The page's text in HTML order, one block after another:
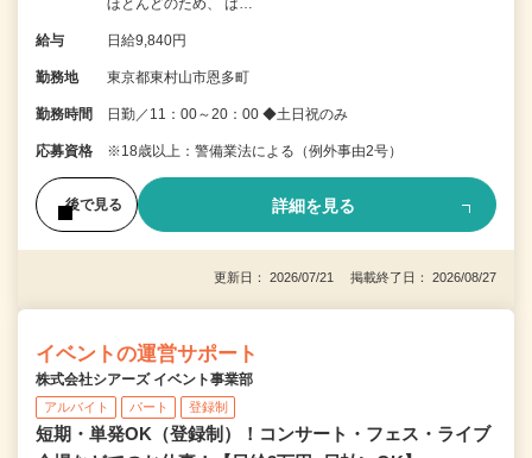
給与 日給9,840円
勤務地 東京都東村山市恩多町
勤務時間 日勤／11：00～20：00 ◆土日祝のみ
応募資格 ※18歳以上：警備業法による（例外事由2号）
後で見る 詳細を見る
更新日： 2026/07/21 掲載終了日： 2026/08/27
イベントの運営サポート
株式会社シアーズ イベント事業部
アルバイト パート 登録制
短期・単発OK（登録制）！コンサート・フェス・ライブ